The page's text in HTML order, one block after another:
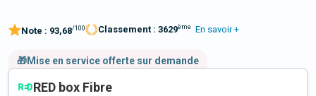
Note : 93,68/100 Classement : 3629ème En savoir +
🎁Mise en service offerte sur demande
RED box Fibre